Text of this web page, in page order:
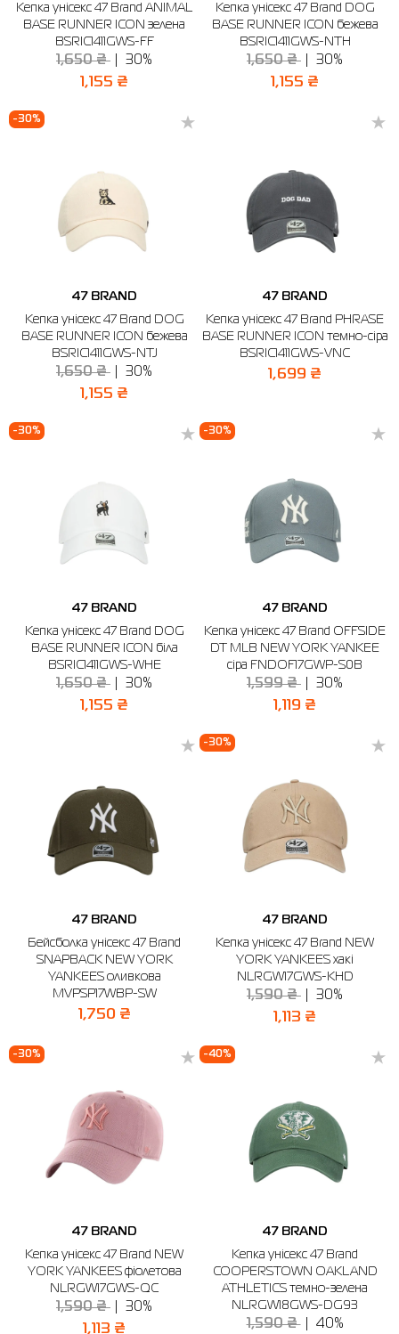
Кепка унісекс 47 Brand ANIMAL
BASE RUNNER ICON зелена
BSRIC1411GWS-FF
1,650 ₴ 30%
1,155 ₴
Кепка унісекс 47 Brand DOG
BASE RUNNER ICON бежева
BSRIC1411GWS-NTH
1,650 ₴ 30%
1,155 ₴
-30%
47 BRAND
Кепка унісекс 47 Brand DOG
BASE RUNNER ICON бежева
BSRIC1411GWS-NTJ
1,650 ₴ 30%
1,155 ₴
47 BRAND
Кепка унісекс 47 Brand PHRASE
BASE RUNNER ICON темно-сіра
BSRIC1411GWS-VNC
1,699 ₴
-30%
47 BRAND
Кепка унісекс 47 Brand DOG
BASE RUNNER ICON біла
BSRIC1411GWS-WHE
1,650 ₴ 30%
1,155 ₴
-30%
47 BRAND
Кепка унісекс 47 Brand OFFSIDE
DT MLB NEW YORK YANKEE
сіра FNDOF17GWP-S0B
1,599 ₴ 30%
1,119 ₴
47 BRAND
Бейсболка унісекс 47 Brand
SNAPBACK NEW YORK
YANKEES оливкова
MVPSP17WBP-SW
1,750 ₴
-30%
47 BRAND
Кепка унісекс 47 Brand NEW
YORK YANKEES хакі
NLRGW17GWS-KHD
1,590 ₴ 30%
1,113 ₴
-30%
47 BRAND
Кепка унісекс 47 Brand NEW
YORK YANKEES фіолетова
NLRGW17GWS-QC
1,590 ₴ 30%
1,113 ₴
-40%
47 BRAND
Кепка унісекс 47 Brand
COOPERSTOWN OAKLAND
ATHLETICS темно-зелена
NLRGW18GWS-DG93
1,590 ₴ 40%